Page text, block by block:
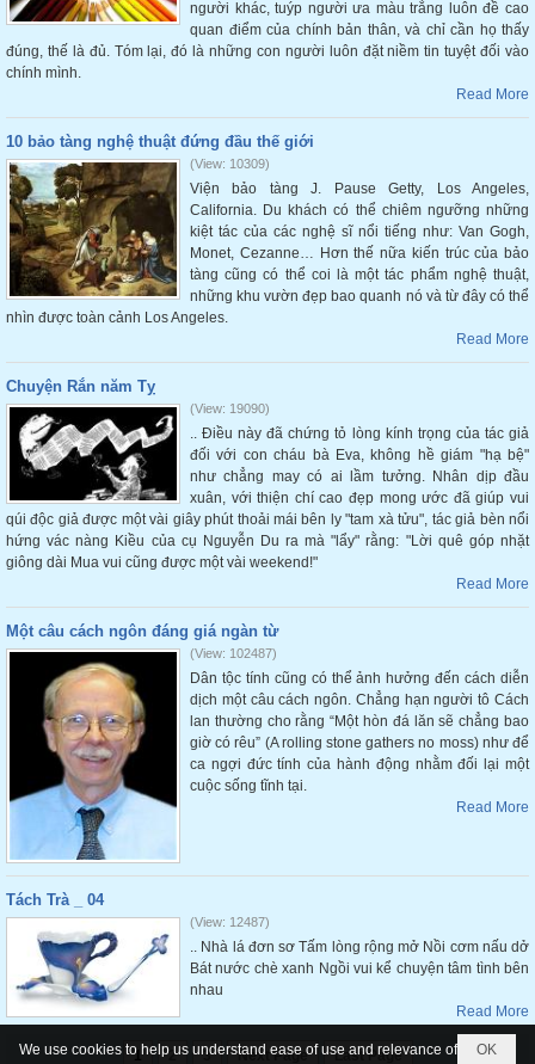
người khác, tuýp người ưa màu trắng luôn đề cao
quan điểm của chính bản thân, và chỉ cần họ thấy
đúng, thế là đủ. Tóm lại, đó là những con người luôn đặt niềm tin tuyệt đối vào
chính mình.
Read More
10 bảo tàng nghệ thuật đứng đầu thế giới
(View: 10309)
Viện bảo tàng J. Pause Getty, Los Angeles,
California. Du khách có thể chiêm ngưỡng những
kiệt tác của các nghệ sĩ nổi tiếng như: Van Gogh,
Monet, Cezanne… Hơn thế nữa kiến trúc của bảo
tàng cũng có thể coi là một tác phẩm nghệ thuật,
những khu vườn đẹp bao quanh nó và từ đây có thể
nhìn được toàn cảnh Los Angeles.
Read More
Chuyện Rắn năm Tỵ
(View: 19090)
.. Điều này đã chứng tỏ lòng kính trọng của tác giả
đối với con cháu bà Eva, không hề giám "hạ bệ"
như chẳng may có ai lầm tưởng. Nhân dịp đầu
xuân, với thiện chí cao đẹp mong ước đã giúp vui
qúi độc giả được một vài giây phút thoải mái bên ly "tam xà tửu", tác giả bèn nổi
hứng vác nàng Kiều của cụ Nguyễn Du ra mà "lẩy" rằng: "Lời quê góp nhặt
giông dài Mua vui cũng được một vài weekend!"
Read More
Một câu cách ngôn đáng giá ngàn từ
(View: 102487)
Dân tộc tính cũng có thể ảnh hưởng đến cách diễn
dịch một câu cách ngôn. Chẳng hạn người tô Cách
lan thường cho rằng “Một hòn đá lăn sẽ chẳng bao
giờ có rêu” (A rolling stone gathers no moss) như để
ca ngợi đức tính của hành động nhằm đối lại một
cuộc sống tĩnh tại.
Read More
Tách Trà _ 04
(View: 12487)
.. Nhà lá đơn sơ Tấm lòng rộng mở Nồi cơm nấu dở
Bát nước chè xanh Ngồi vui kể chuyện tâm tình bên
nhau
Read More
1 2 3 Next Page Last Page OK
We use cookies to help us understand ease of use and relevance of